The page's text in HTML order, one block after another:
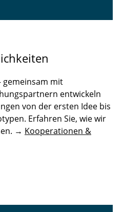
gemeinsam mit
entwickeln
von der ersten Idee bis
Erfahren Sie, wie wir
→ Kooperationen &